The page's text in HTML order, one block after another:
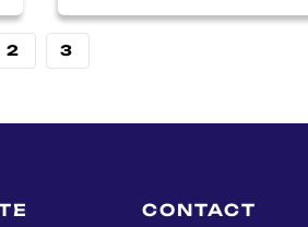
2 3
CONTACT